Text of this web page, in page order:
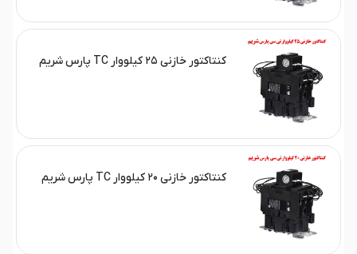
کنتاکتور خازنی ۲۵ کیلووار TC پارس شریم
کنتاکتور خازنی ۲۰ کیلووار TC پارس شریم